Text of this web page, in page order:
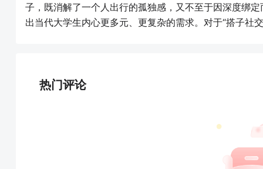
子，既消解了一个人出行的孤独感，又不至于因深度绑
出当代大学生内心更多元、更复杂的需求。对于“搭子社
热门评论